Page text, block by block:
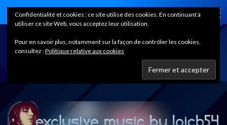
Home
Confidentialité et cookies : ce site utilise des cookies. En continuant à
utiliser ce site Web, vous acceptez leur utilisation.
Pour en savoir plus, notamment sur la façon de contrôler les cookies,
consultez :Politique relative aux cookies